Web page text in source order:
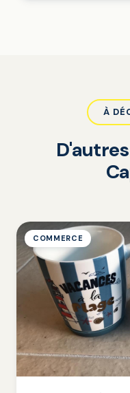
À
COMMERCE